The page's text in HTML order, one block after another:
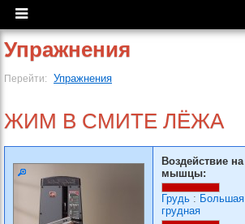
Упражнения
Перейти: Упражнения
ЖИМ В СМИТЕ ЛЁЖА
Воздействие на
мышцы:
Грудь : Большая
грудная